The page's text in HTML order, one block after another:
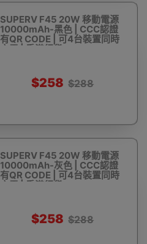
SUPERV F45 20W 移動電源
10000mAh-黑色 | CCC認證
有QR CODE | 可4台裝置同時
充電 | 香港行貨
$258 $288
SUPERV F45 20W 移動電源
10000mAh-灰色 | CCC認證
有QR CODE | 可4台裝置同時
充電 | 香港行貨
$258 $288